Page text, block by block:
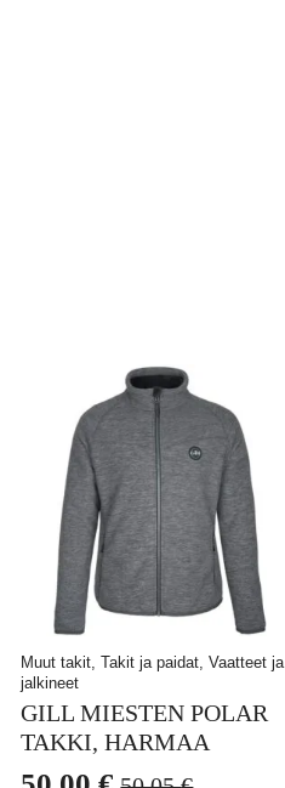
Muut takit, Takit ja paidat, Vaatteet ja
jalkineet
GILL MIESTEN POLAR
TAKKI, HARMAA